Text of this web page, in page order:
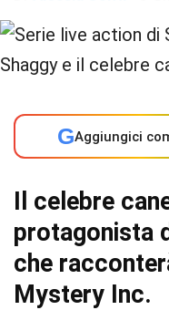
GAggiungici
Il celebre
protagonista
che
Mystery Inc.